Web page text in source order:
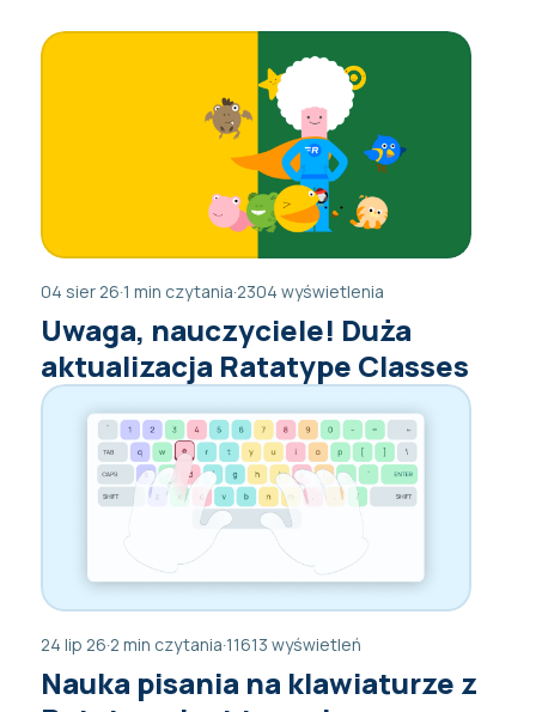
04 sier 26·1 min czytania·2304 wyświetlenia
Uwaga, nauczyciele! Duża
aktualizacja Ratatype Classes
24 lip 26·2 min czytania·11613 wyświetleń
Nauka pisania na klawiaturze z